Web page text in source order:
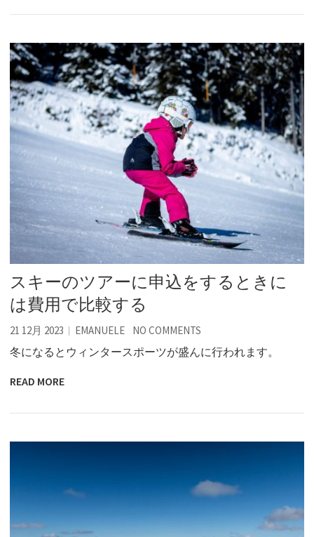
スキーのツアーに申込をするときに
は費用で比較する
21 12月 2023 EMANUELE NO COMMENTS
冬になるとウィンタースポーツが盛んに行われます。
READ MORE